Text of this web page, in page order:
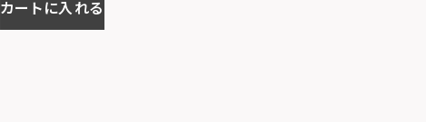
カートに入れる